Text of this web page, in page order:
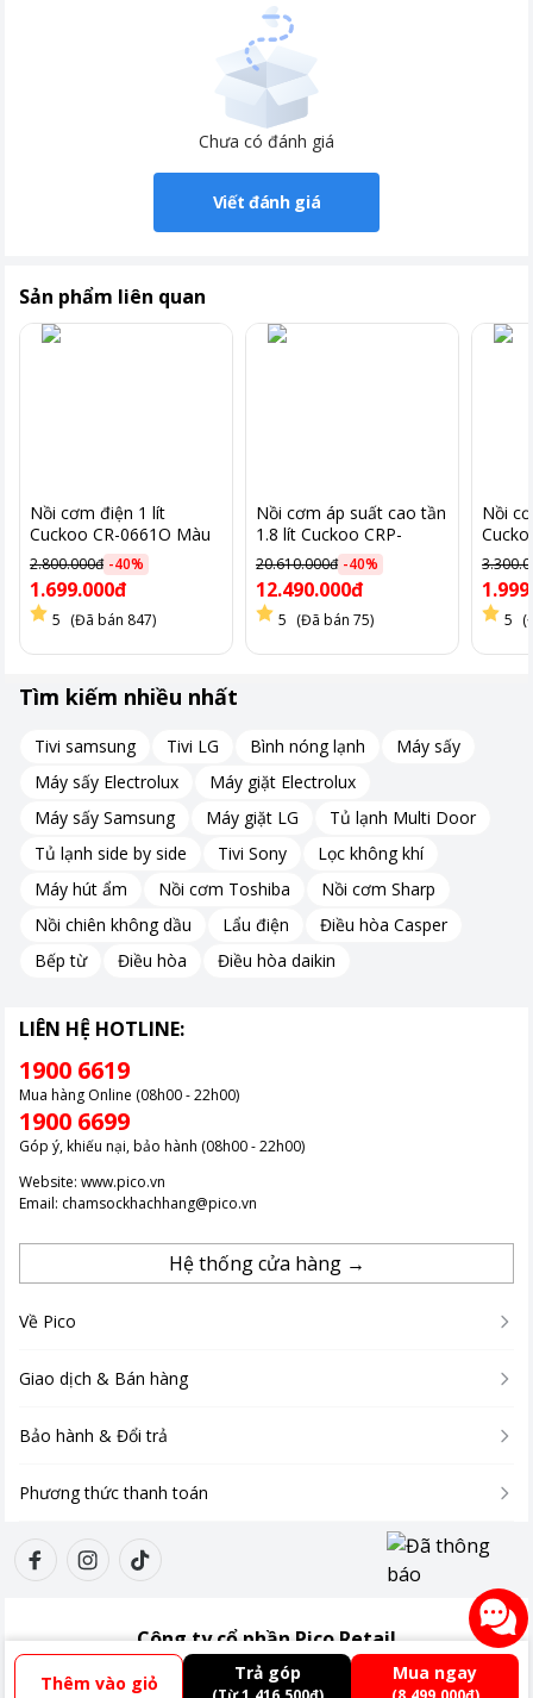
Công suất mạnh mẽ 1465W
Nồi cơm áp suất điện tử cao tần CRP-AHXB1008F/BKBRVNCV
Giúp nấu cơm nhanh chóng, hạt cơm chín đều, thơm mềm và
Đồng thời, thiết kế tối ưu hạn chế thoát nhiệt trong quá trình
nấu, góp phần tiết kiệm điện năng hiệu quả.
Dung tích 1.8 lít – Phù hợp cho gia đình
Với dung tích 1.8 lít đáp ứng tốt nhu cầu nấu ăn hàng ngày của
gia đình từ 4 – 6 thành viên, mang đến những bữa cơm ấm
cúng và đầy đủ cho cả nhà.
Lòng nồi cao cấp, bền đẹp
Lòng nồi cơm Cuckoo CRP-AHXB1008F/BKBRVNCV được phủ
lớp men kim cương X-Wall cao cấp, an toàn cho sức khỏe,
không sản sinh chất độc hại.
Bề mặt chống dính bền bỉ giúp dễ dàng vệ sinh và duy trì độ
sáng bóng sau mỗi lần sử dụng.
Chưa có đánh giá
Viết đánh giá
Sản phẩm liên quan
Nồi cơm điện 1 lít
Cuckoo CR-0661O Màu
Cam
2.800.000đ -40%
1.699.000đ
5 (Đã bán 847)
Nồi cơm áp suất cao tần
1.8 lít Cuckoo CRP-
LHTR1009F/BKSIVNCV
đen
20.610.000đ -40%
12.490.000đ
5 (Đã bán 75)
Nồi
1190/
5
Thêm vào giỏ Trả góp Mua ngay
Tìm kiếm nhiều nhất
Tivi samsung Tivi LG Bình nóng lạnh
Máy sấy
Máy sấy Electrolux
Máy giặt Electrolux
Máy sấy Samsung
Máy giặt LG
Tủ lạnh Multi Door
Tủ lạnh side by side
Tivi Sony
Lọc không khí
Máy hút ẩm
Nồi cơm Toshiba
Nồi cơm Sharp
Nồi chiên không dầu
Lẩu điện
Điều hòa Casper
Bếp từ
Điều hòa Điều hòa daikin
LIÊN HỆ HOTLINE:
1900 6619
Mua hàng Online (08h00 - 22h00)
1900 6699
Góp ý, khiếu nại, bảo hành (08h00 - 22h00)
Website: www.pico.vn
Email: chamsockhachhang@pico.vn
Hệ thống cửa hàng →
Về Pico
Giao dịch & Bán hàng
Bảo hành & Đổi trả
Phương thức thanh toán
Công ty cổ phần Pico Retail
Giấy ĐKKD: 0110485438
Địa chỉ:Tầng 3, Tòa nhà Xuân Thủy, số 173, đường Xuân Thủy, Phường Cầu